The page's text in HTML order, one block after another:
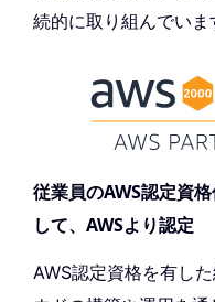
続的に取り組んでいま
従業員のAWS認定資
して、AWSより認定
AWS認定資格を有し